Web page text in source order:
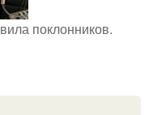
поклонников.